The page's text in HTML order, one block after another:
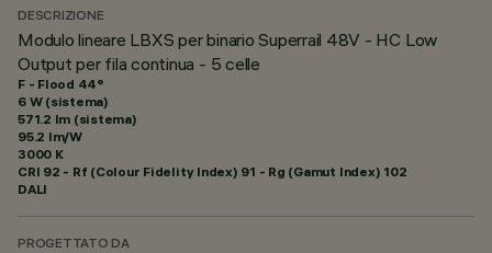
DESCRIZIONE
Modulo lineare LBXS per binario Superrail 48V - HC Low
Output per fila continua - 5 celle
F - Flood 44°
6 W (sistema)
571.2 lm (sistema)
95.2 lm/W
3000 K
CRI 92 - Rf (Colour Fidelity Index) 91 - Rg (Gamut Index) 102
DALI
PROGETTATO DA